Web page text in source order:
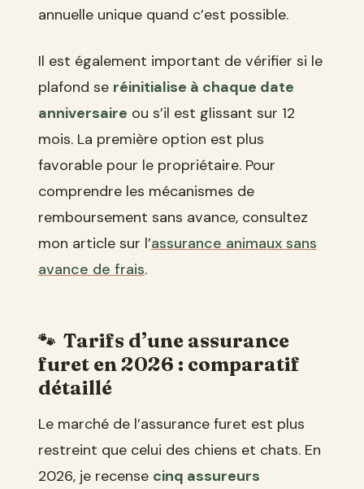
annuelle unique quand c’est possible.
Il est également important de vérifier si le
plafond se réinitialise à chaque date
anniversaire ou s’il est glissant sur 12
mois. La première option est plus
favorable pour le propriétaire. Pour
comprendre les mécanismes de
remboursement sans avance, consultez
mon article sur l’assurance animaux sans
avance de frais.
Tarifs d’une assurance
furet en 2026 : comparatif
détaillé
Le marché de l’assurance furet est plus
restreint que celui des chiens et chats. En
2026, je recense cinq assureurs